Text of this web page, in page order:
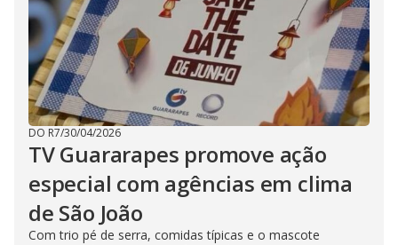
DO R7/30/04/2026
TV Guararapes promove ação
especial com agências em clima
de São João
Com trio pé de serra, comidas típicas e o mascote